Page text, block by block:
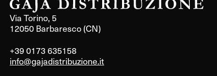
Via Torino, 5
12050 Barbaresco (CN)
+39 0173 635158
info@gajadistribuzione.it